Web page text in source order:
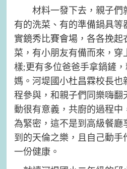
材料一發下去，親子們
有的洗菜、有的準備鍋具等
實鏡秀比賽會場，各各挽起
菜，有小朋友有備而來，穿
樣;更有多位爸爸手拿鍋鏟
媽。河堤國小杜昌霖校長也
程參與，和親子們同樂嗨翻
動很有意義，共廚的過程中
為緊密，這不是到高級餐廳
到的天倫之樂，且自己動手
一份健康。